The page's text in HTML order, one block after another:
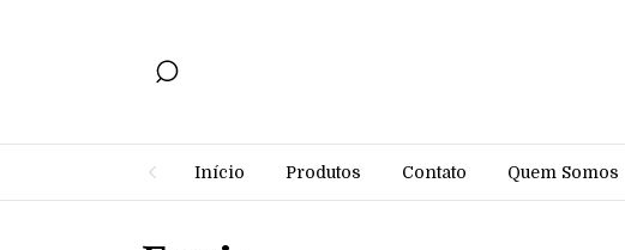
Início Produtos Contato Quem Somos